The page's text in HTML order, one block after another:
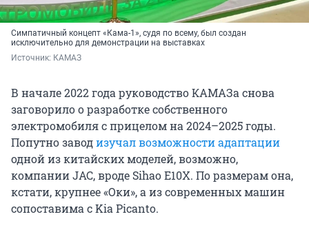
Симпатичный концепт «Кама-1», судя по всему, был создан
исключительно для демонстрации на выставках
Источник: КАМАЗ
В начале 2022 года руководство КАМАЗа снова
заговорило о разработке собственного
электромобиля с прицелом на 2024–2025 годы.
Попутно заводизучал возможности адаптации
одной из китайских моделей, возможно,
компании JAC, вроде Sihao E10X. По размерам она,
кстати, крупнее «Оки», а из современных машин
сопоставима c Kia Picanto.